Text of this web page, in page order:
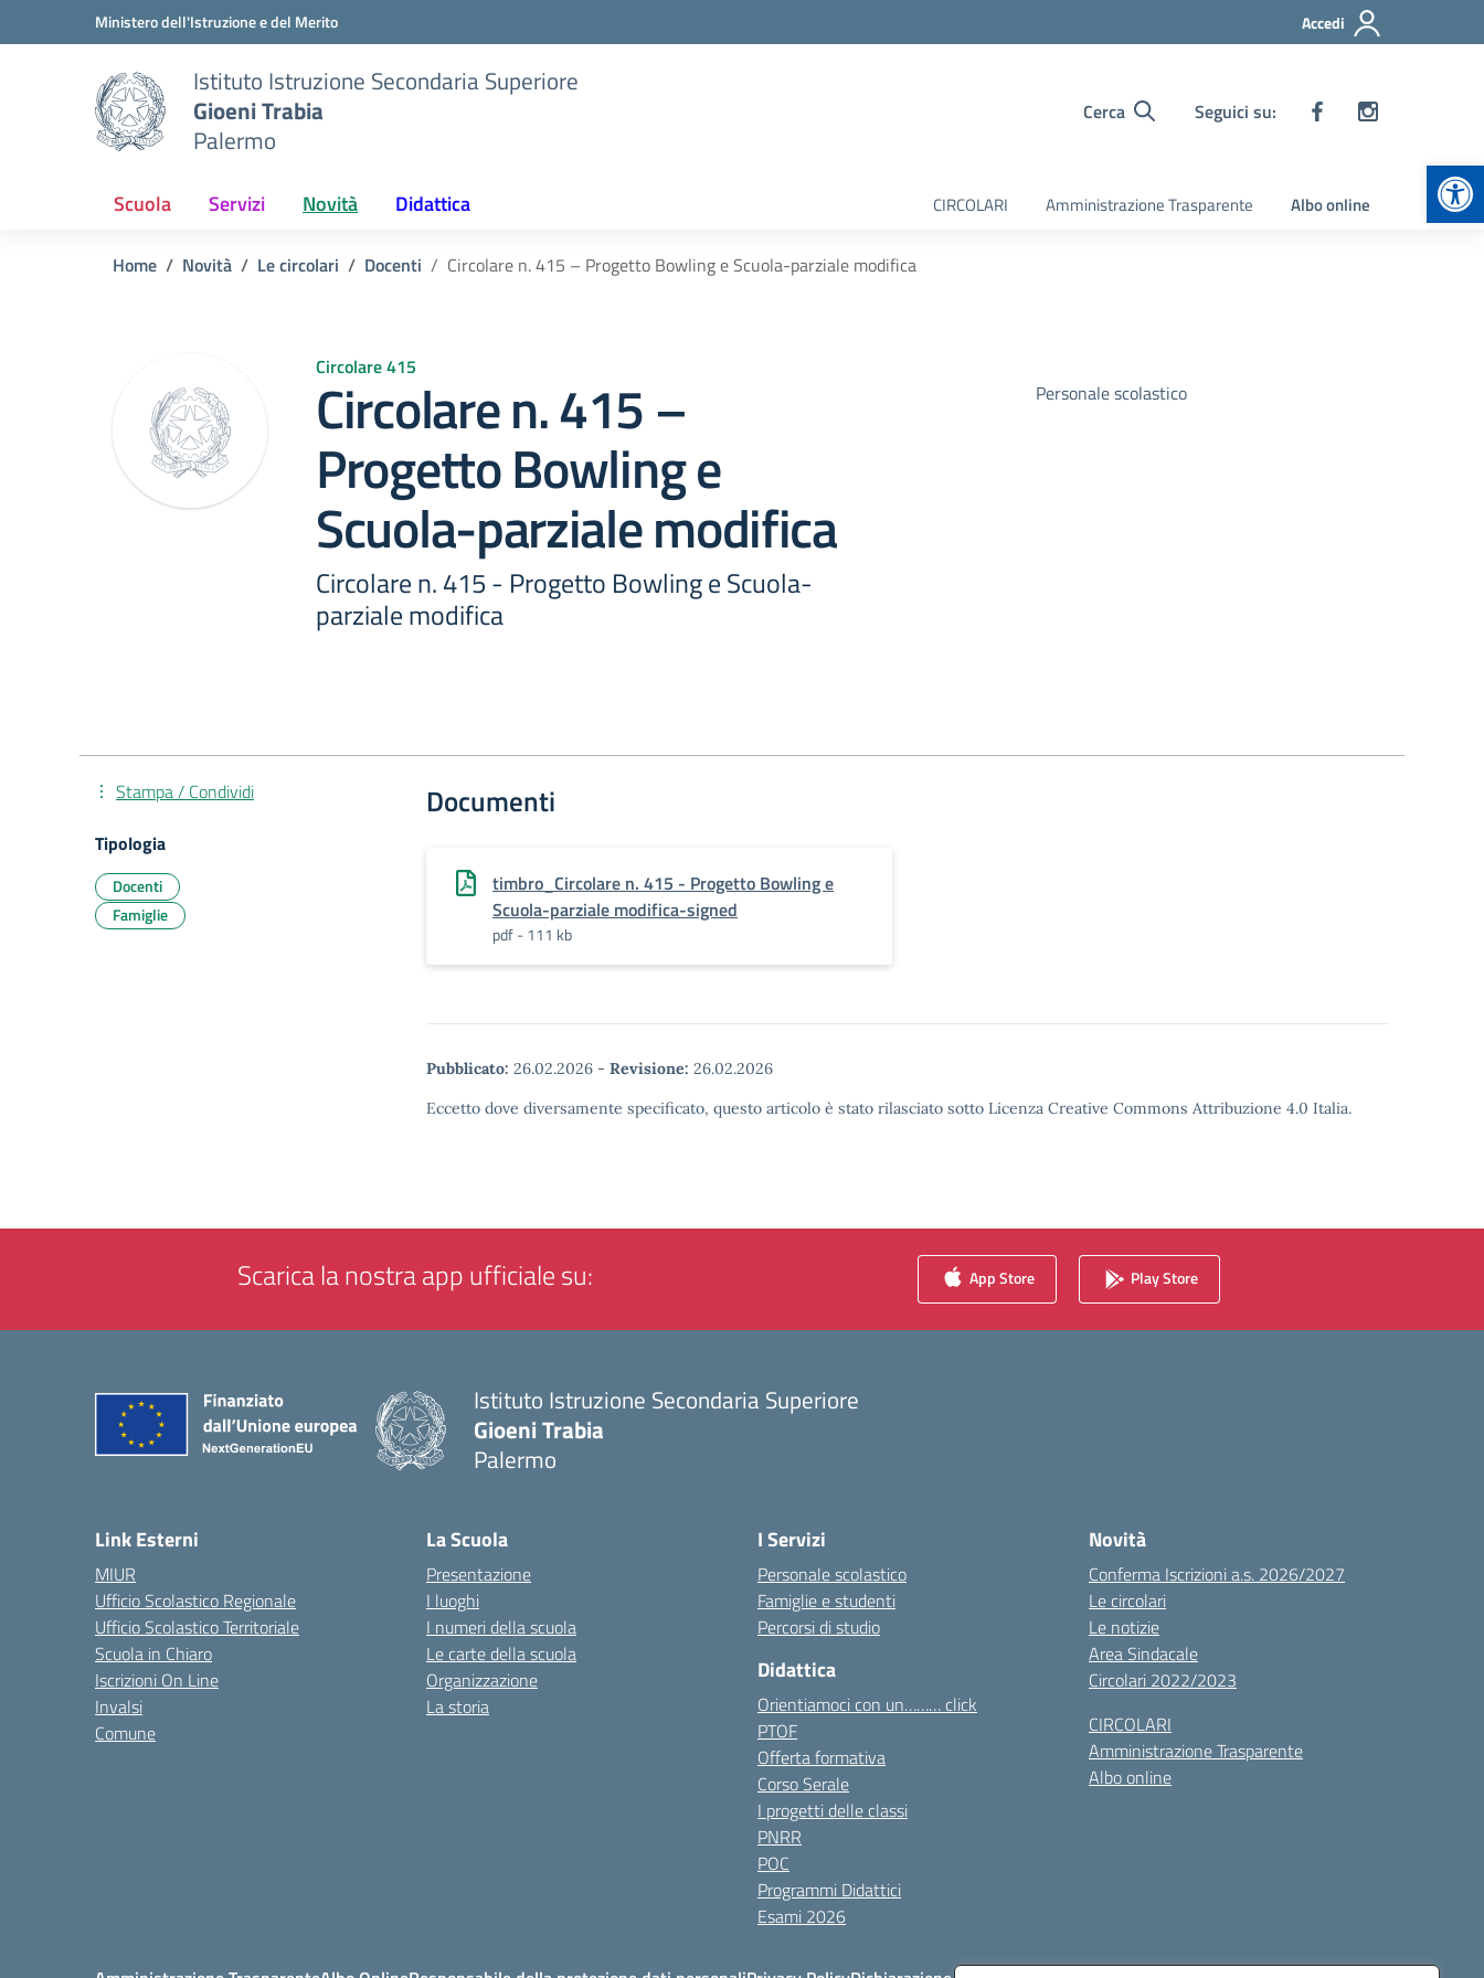
Vai ai contenuti
Vai al menu di navigazioneMinistero dell'Istruzione e del Merito Accedi
Istituto Istruzione Secondaria Superiore
Gioeni Trabia
Palermo
Cerca Seguici su:
Scuola Servizi Novità Didattica CIRCOLARI Amministrazione Trasparente Albo online
Home Novità Le circolari Docenti Circolare n. 415 – Progetto Bowling e Scuola-parziale modifica
Circolare 415
Circolare n. 415 –
Progetto Bowling e
Scuola-parziale modifica
Circolare n. 415 - Progetto Bowling e Scuola-
parziale modifica
Personale scolastico
Documenti
timbro_Circolare n. 415 - Progetto Bowling e
Scuola-parziale modifica-signed
pdf - 111 kb
Pubblicato: 26.02.2026 - Revisione: 26.02.2026
Eccetto dove diversamente specificato, questo articolo è stato rilasciato sotto Licenza Creative Commons Attribuzione 4.0 Italia.
Stampa / Condividi
Tipologia
Docenti
Famiglie
Scarica la nostra app ufficiale su: App Store Play Store
Istituto Istruzione Secondaria Superiore
Gioeni Trabia
Palermo
Link Esterni
MIUR
Ufficio Scolastico Regionale
Ufficio Scolastico Territoriale
Scuola in Chiaro
Iscrizioni On Line
Invalsi
Comune
La Scuola
Presentazione
I luoghi
I numeri della scuola
Le carte della scuola
Organizzazione
La storia
I Servizi
Personale scolastico
Famiglie e studenti
Percorsi di studio
Didattica
Orientiamoci con un……… click
PTOF
Offerta formativa
Corso Serale
I progetti delle classi
PNRR
POC
Programmi Didattici
Esami 2026
Novità
Conferma Iscrizioni a.s. 2026/2027
Le circolari
Le notizie
Area Sindacale
Circolari 2022/2023
CIRCOLARI
Amministrazione Trasparente
Albo online